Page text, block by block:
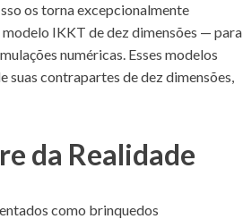
os torna excepcionalmente
IKKT de dez dimensões — para
numéricas. Esses modelos
suas contrapartes de dez dimensões,
da Realidade
como brinquedos